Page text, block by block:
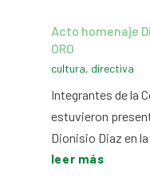
Acto homenaje
ORO
cultura, directiva
Integrantes de la
estuvieron
Dionisio Diaz en la
leer más